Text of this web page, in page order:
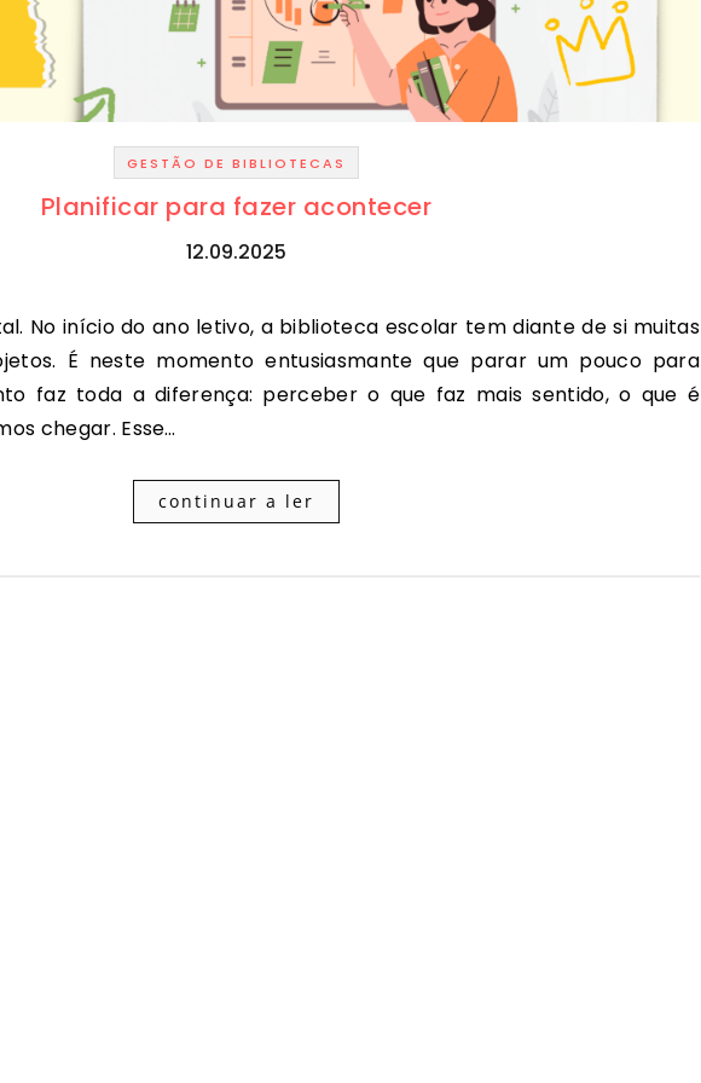
GESTÃO DE BIBLIOTECAS
Planificar para fazer acontecer
12.09.2025
É neste momento entusiasmante que parar um pouco para
faz toda a diferença: perceber o que faz mais sentido, o que é
chegar. Esse…
continuar a ler